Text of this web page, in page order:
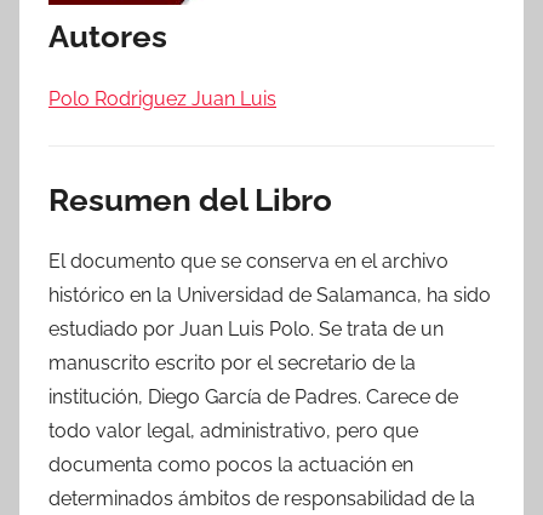
Autores
Polo Rodriguez Juan Luis
Resumen del Libro
El documento que se conserva en el archivo
histórico en la Universidad de Salamanca, ha sido
estudiado por Juan Luis Polo. Se trata de un
manuscrito escrito por el secretario de la
institución, Diego García de Padres. Carece de
todo valor legal, administrativo, pero que
documenta como pocos la actuación en
determinados ámbitos de responsabilidad de la